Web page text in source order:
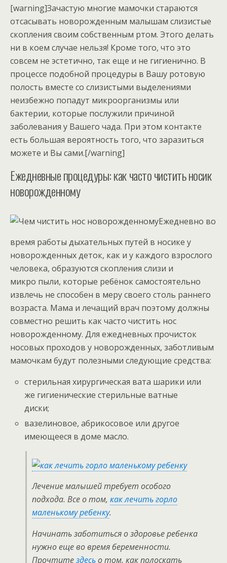
[warning]Зачастую многие мамочки стараются
отсасывать новорожденным малышам слизистые
скопления своим собственным ртом. Этого делать
ни в коем случае нельзя! Кроме того, что это
совсем не эстетично, так еще и не гигиенично. В
процессе подобной процедуры в Вашу ротовую
полость вместе со слизистыми выделениями
неизбежно попадут микроорганизмы или
бактерии, которые послужили причиной
заболевания у Вашего чада. При этом контакте
есть большая вероятность того, что заразиться
можете и Вы сами.[/warning]
Ежедневные процедуры: как часто чистить носик
новорожденному
Ежедневно во
время работы дыхательных путей в носике у
новорожденных деток, как и у каждого взрослого
человека, образуются скопления слизи и
микро пыли, которые ребёнок самостоятельно
извлечь не способен в меру своего столь раннего
возраста. Мама и лечащий врач поэтому должны
совместно решить как часто чистить нос
новорожденному. Для ежедневных прочисток
носовых проходов у новорожденных, заботливым
мамочкам будут полезными следующие средства:
стерильная хирургическая вата шарики или
же гигиенические стерильные ватные
диски;
вазелиновое, абрикосовое или другое
имеющееся в доме масло.
Лечение малышей требует особого
подхода. Все о том, как лечить горло
маленькому ребенку.
Начинать заботиться о здоровье ребенка
нужно еще во время беременности.
Прочтитездесьо том, как полоскать